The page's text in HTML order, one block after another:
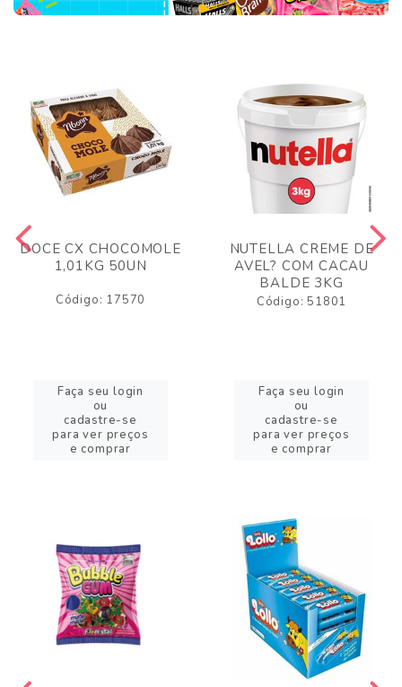
DOCE CX CHOCOMOLE
1,01KG 50UN
Código: 17570
Faça seu login
ou
cadastre-se
para ver preços
e comprar
NUTELLA CREME DE
AVEL? COM CACAU
BALDE 3KG
Código: 51801
Faça seu login
ou
cadastre-se
para ver preços
e comprar